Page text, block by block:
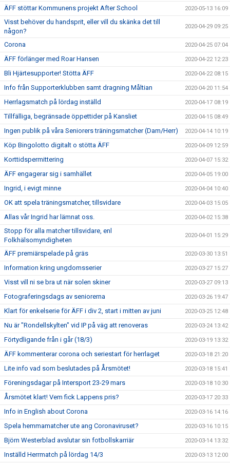
ÄFF stöttar Kommunens projekt After School 2020-05-13 16:09
Visst behöver du handsprit, eller vill du skänka det till
någon?
2020-04-29 09:25
Corona 2020-04-25 07:04
ÄFF förlänger med Roar Hansen 2020-04-22 12:23
Bli Hjärtesupporter! Stötta ÄFF 2020-04-22 08:15
Info från Supporterklubben samt dragning Måltian 2020-04-20 11:54
Herrlagsmatch på lördag inställd 2020-04-17 08:19
Tillfälliga, begränsade öppettider på Kansliet 2020-04-15 08:49
Ingen publik på våra Seniorers träningsmatcher (Dam/Herr) 2020-04-14 10:19
Köp Bingolotto digitalt o stötta ÄFF 2020-04-09 12:59
Korttidspermittering 2020-04-07 15:32
ÄFF engagerar sig i samhället 2020-04-05 19:00
Ingrid, i evigt minne 2020-04-04 10:40
OK att spela träningsmatcher, tillsvidare 2020-04-03 15:05
Allas vår Ingrid har lämnat oss. 2020-04-02 15:38
Stopp för alla matcher tillsvidare, enl
Folkhälsomyndigheten
2020-04-01 15:29
ÄFF premiärspelade på gräs 2020-03-30 13:51
Information kring ungdomsserier 2020-03-27 15:27
Visst vill ni se bra ut när solen skiner 2020-03-27 09:13
Fotograferingsdags av seniorerna 2020-03-26 19:47
Klart för enkelserie för ÄFF i div 2, start i mitten av juni 2020-03-25 12:48
Nu är "Rondellskylten" vid IP på väg att renoveras 2020-03-24 13:42
Förtydligande från i går (18/3) 2020-03-19 13:32
ÄFF kommenterar corona och seriestart för herrlaget 2020-03-18 21:20
Lite info vad som beslutades på Årsmötet! 2020-03-18 15:41
Föreningsdagar på Intersport 23-29 mars 2020-03-18 10:30
Årsmötet klart! Vem fick Lappens pris? 2020-03-17 20:33
Info in English about Corona 2020-03-16 14:16
Spela hemmamatcher ute ang Coronaviruset? 2020-03-16 10:15
Björn Westerblad avslutar sin fotbollskarriär 2020-03-14 13:32
Inställd Herrmatch på lördag 14/3 2020-03-13 12:00